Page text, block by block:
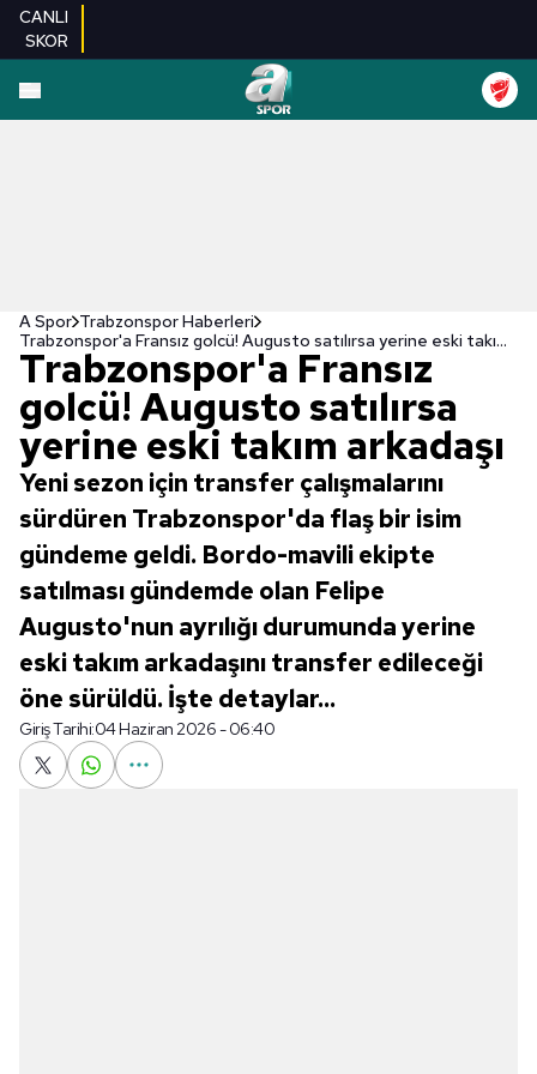
CANLI
SKOR
A Spor Trabzonspor Haberleri
Trabzonspor'a Fransız golcü! Augusto satılırsa yerine eski takım arkadaşı
Trabzonspor'a Fransız
golcü! Augusto satılırsa
yerine eski takım arkadaşı
Yeni sezon için transfer çalışmalarını
sürdüren Trabzonspor'da flaş bir isim
gündeme geldi. Bordo-mavili ekipte
satılması gündemde olan Felipe
Augusto'nun ayrılığı durumunda yerine
eski takım arkadaşını transfer edileceği
öne sürüldü. İşte detaylar...
Giriş Tarihi:04 Haziran 2026 - 06:40